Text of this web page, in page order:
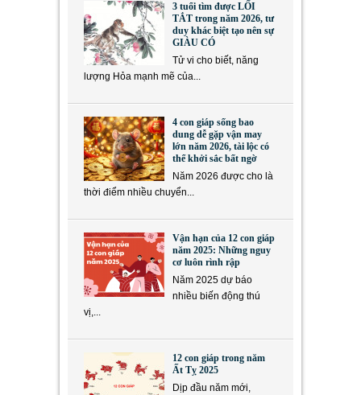
3 tuổi tìm được LỐI
TẮT trong năm 2026, tư
duy khác biệt tạo nên sự
GIÀU CÓ
Tử vi cho biết, năng
lượng Hỏa mạnh mẽ của...
4 con giáp sống bao
dung dễ gặp vận may
lớn năm 2026, tài lộc có
thể khởi sắc bất ngờ
Năm 2026 được cho là
thời điểm nhiều chuyển...
Vận hạn của 12 con giáp
năm 2025: Những nguy
cơ luôn rình rập
Năm 2025 dự báo
nhiều biến động thú
vị,...
12 con giáp trong năm
Ất Tỵ 2025
Dịp đầu năm mới,